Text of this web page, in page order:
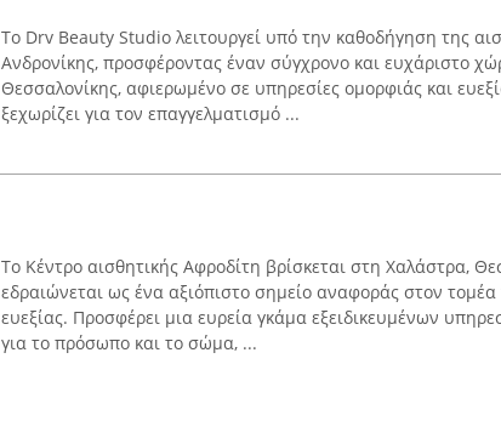
Το Drv Beauty Studio λειτουργεί υπό την καθοδήγηση της
Ανδρονίκης, προσφέροντας έναν σύγχρονο και ευχάριστο
Θεσσαλονίκης, αφιερωμένο σε υπηρεσίες ομορφιάς και
ξεχωρίζει για τον επαγγελματισμό ...
Το Κέντρο αισθητικής Αφροδίτη βρίσκεται στη Χαλάστρα,
εδραιώνεται ως ένα αξιόπιστο σημείο αναφοράς στον τομέα
ευεξίας. Προσφέρει μια ευρεία γκάμα εξειδικευμένων
για το πρόσωπο και το σώμα, ...